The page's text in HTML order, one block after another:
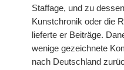
Staffage, und zu
Kunstchronik oder die
lieferte er Beiträge.
wenige gezeichnete
nach Deutschland